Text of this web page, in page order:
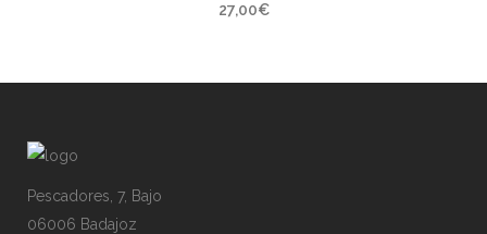
27,00€
Pescadores, 7, Bajo
06006 Badajoz